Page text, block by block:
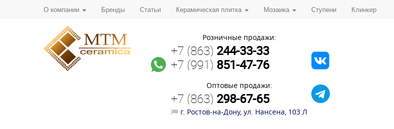
О компании Бренды Статьи Керамическая плитка Мозаика Ступени Клинкер
Розничные продажи:
+7 (863) 244-33-33
+7 (991) 851-47-76
Оптовые продажи:
+7 (863) 298-67-65
г. Ростов-на-Дону, ул. Нансена, 103 Л